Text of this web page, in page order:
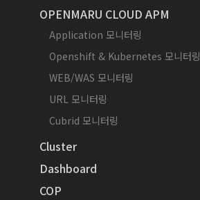
OPENMARU CLOUD APM
Application 모니터링
Openshift & Kubernetes 모니터링
WEB/WAS 모니터링
URL 모니터링
Cubrid 모니터링
Cluster
Dashboard
COP